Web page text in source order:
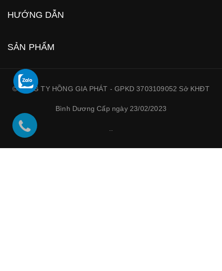
HƯỚNG DẪN
SẢN PHẨM
©CÔNG TY HỒNG GIA PHÁT - GPKD 3703109052 Sở KHĐT
Bình Dương Cấp ngày 23/02/2023